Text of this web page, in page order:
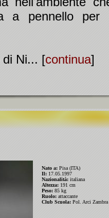
a pennello per
di Ni... [continua]
Nato a: Pisa (ITA)
Il: 17.05.1997
Nazionalità: italiana
Altezza: 191 cm
Peso: 85 kg
Ruolo: attaccante
Club Scuola: Pol. Arci Zambra